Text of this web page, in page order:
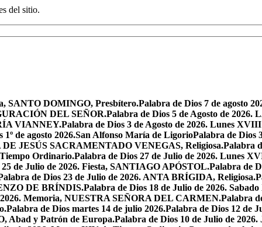
del sitio.
SANTO DOMINGO, Presbítero.Palabra de Dios 7 de agosto
DEL SEÑOR.Palabra de Dios 5 de Agosto de
VIANNEY.Palabra de Dios 3 de Agosto de 2026. Lunes
1º de agosto 2026.San Alfonso María de LigorioPalabra de Dios
JESÚS SACRAMENTADO VENEGAS, Religiosa.Palabra
Ordinario.Palabra de Dios 27 de Julio de 2026. Lunes
de Julio de 2026. Fiesta, SANTIAGO APÓSTOL.Palabra de
de Dios 23 de Julio de 2026. ANTA BRÍGIDA, Religiosa.
DE BRÍNDIS.Palabra de Dios 18 de Julio de 2026.
2026. Memoria, NUESTRA SEÑORA DEL CARMEN.Palabra
Palabra de Dios martes 14 de julio 2026.Palabra de Dios 12 de
Abad y Patrón de Europa.Palabra de Dios 10 de Julio de